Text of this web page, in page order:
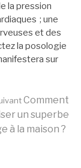
la pression
; une
et des
la posologie
sur
Comment
un superbe
à la maison ?